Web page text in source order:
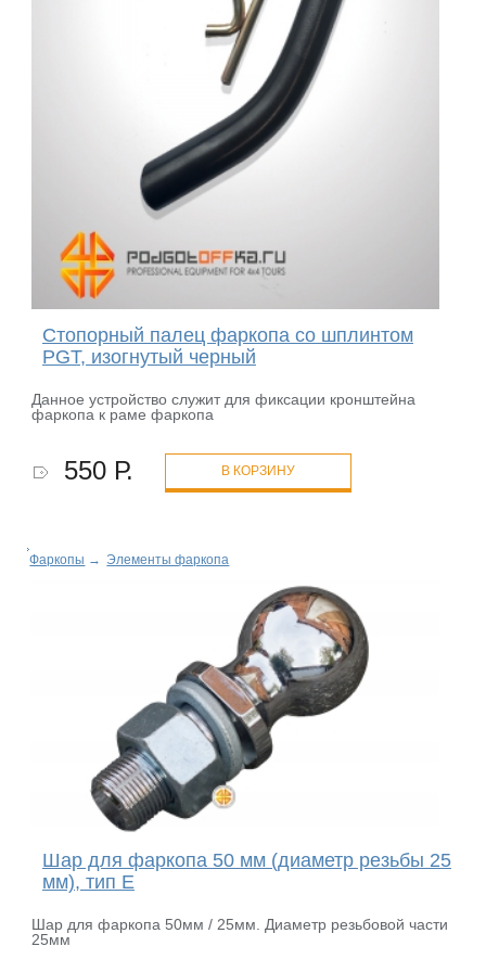
Стопорный палец фаркопа со шплинтом
PGT, изогнутый черный
Данное устройство служит для фиксации кронштейна
фаркопа к раме фаркопа
550 Р. В КОРЗИНУ
Фаркопы → Элементы фаркопа
Шар для фаркопа 50 мм (диаметр резьбы 25
мм), тип E
Шар для фаркопа 50мм / 25мм. Диаметр резьбовой части
25мм